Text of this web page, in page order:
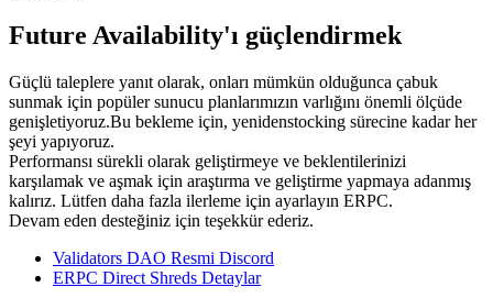
Future Availability'ı güçlendirmek
Güçlü taleplere yanıt olarak, onları mümkün olduğunca çabuk
sunmak için popüler sunucu planlarımızın varlığını önemli ölçüde
genişletiyoruz.Bu bekleme için, yenidenstocking sürecine kadar her
şeyi yapıyoruz.
Performansı sürekli olarak geliştirmeye ve beklentilerinizi
karşılamak ve aşmak için araştırma ve geliştirme yapmaya adanmış
kalırız. Lütfen daha fazla ilerleme için ayarlayın ERPC.
Devam eden desteğiniz için teşekkür ederiz.
Validators DAO Resmi Discord
ERPC Direct Shreds Detaylar